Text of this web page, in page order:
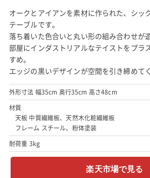
オークとアイアンを素材に作られた、シッ
テーブルです。
落ち着いた色合いと丸い形の組み合わせが
部屋にインダストリアルなテイストをプラ
すめ。
エッジの黒いデザインが空間を引き締めて
外形寸法 幅35cm 奥行35cm 高さ48cm
材質
天板 中質繊維板、天然木化粧繊維板
フレーム スチール、粉体塗装
耐荷重 3kg
楽天市場で見る